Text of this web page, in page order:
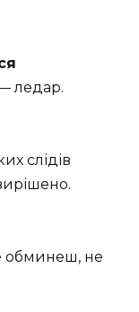
ледар.
слідів
обминеш, не